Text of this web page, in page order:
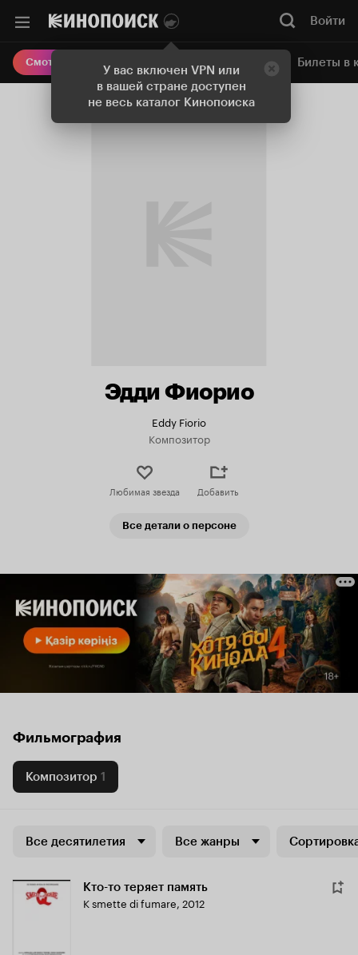
У вас включен VPN или
в вашей стране доступен
не весь каталог Кинопоиска
Войти
Смотреть кино Онлайн-кинотеатр Билеты в
Эдди Фиорио
Eddy Fiorio
Композитор
Любимая звезда Добавить
Все детали о персоне
Фильмография
Композитор 1
Все десятилетия Все жанры
Кто-то теряет память
K smette di fumare, 2012